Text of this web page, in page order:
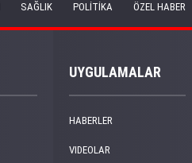
SAĞLIK POLİTİKA ÖZEL HABER
UYGULAMALAR
HABERLER
VIDEOLAR